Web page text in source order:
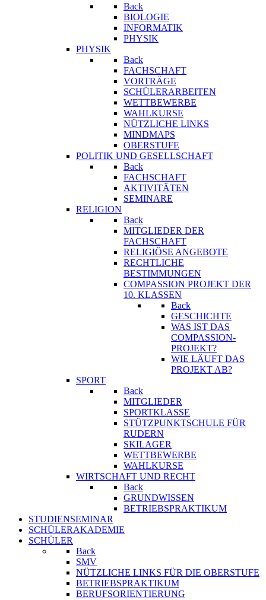
Back
BIOLOGIE
INFORMATIK
PHYSIK
PHYSIK
Back
FACHSCHAFT
VORTRÄGE
SCHÜLERARBEITEN
WETTBEWERBE
WAHLKURSE
NÜTZLICHE LINKS
MINDMAPS
OBERSTUFE
POLITIK UND GESELLSCHAFT
Back
FACHSCHAFT
AKTIVITÄTEN
SEMINARE
RELIGION
Back
MITGLIEDER DER
FACHSCHAFT
RELIGIÖSE ANGEBOTE
RECHTLICHE
BESTIMMUNGEN
COMPASSION PROJEKT DER
10. KLASSEN
Back
GESCHICHTE
WAS IST DAS
COMPASSION-
PROJEKT?
WIE LÄUFT DAS
PROJEKT AB?
SPORT
Back
MITGLIEDER
SPORTKLASSE
STÜTZPUNKTSCHULE FÜR
RUDERN
SKILAGER
WETTBEWERBE
WAHLKURSE
WIRTSCHAFT UND RECHT
Back
GRUNDWISSEN
BETRIEBSPRAKTIKUM
STUDIENSEMINAR
SCHÜLERAKADEMIE
SCHÜLER
Back
SMV
NÜTZLICHE LINKS FÜR DIE OBERSTUFE
BETRIEBSPRAKTIKUM
BERUFSORIENTIERUNG